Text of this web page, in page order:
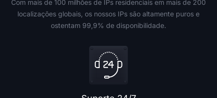
Com mais de 100 milhões de IPs residenciais em mais de 200
localizações globais, os nossos IPs são altamente puros e
ostentam 99,9% de disponibilidade.